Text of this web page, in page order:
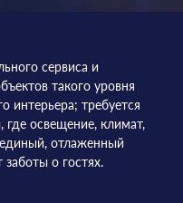
сервиса и
такого уровня
интерьера; требуется
где освещение, климат,
единый, отлаженный
о гостях.